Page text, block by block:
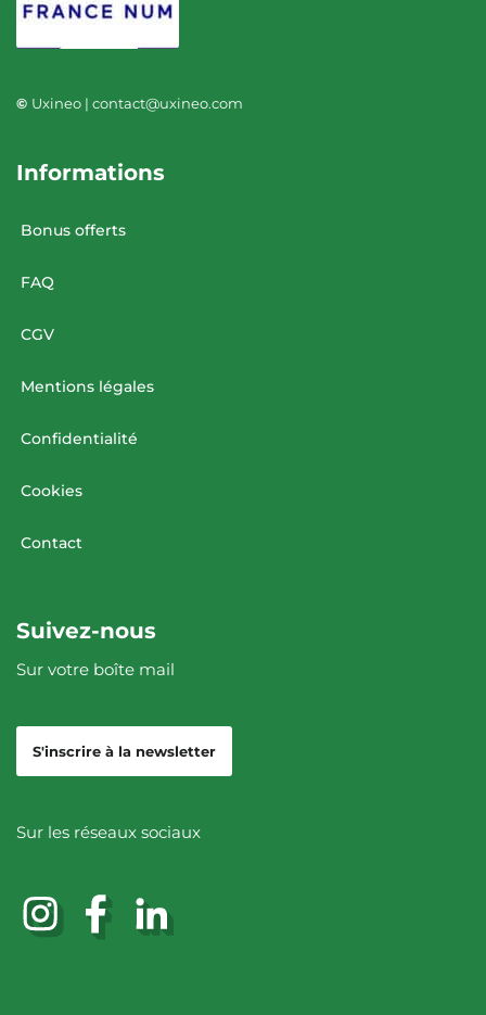
© Uxineo | contact@uxineo.com
Informations
Bonus offerts
FAQ
CGV
Mentions légales
Confidentialité
Cookies
Contact
Suivez-nous
Sur votre boîte mail
S'inscrire à la newsletter
Sur les réseaux sociaux